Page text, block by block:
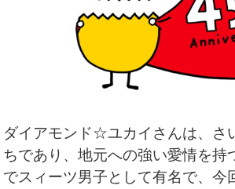
ダイアモンド☆ユカイさんは、さ
ちであり、地元への強い愛情を持
でスィーツ男子として有名で、今